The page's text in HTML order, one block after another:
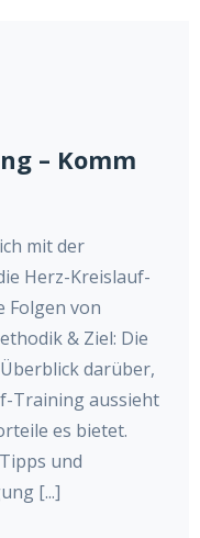
– Komm
mit der
Herz-Kreislauf-
Folgen von
& Ziel: Die
darüber,
Training aussieht
es bietet.
und
[...]